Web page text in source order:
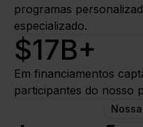
programas
especializado.
$17B+
Em financiamentos
participantes do nosso